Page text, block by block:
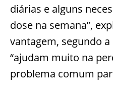
diárias e alguns
dose na semana”,
vantagem, segundo
“ajudam muito na
problema comum